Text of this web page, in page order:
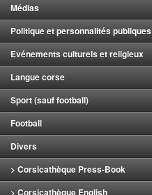
Médias
Politique et personnalités publiques
Evénements culturels et religieux
Langue corse
Sport (sauf football)
Football
Divers
> Corsicathèque Press-Book
> Corsicathèque English